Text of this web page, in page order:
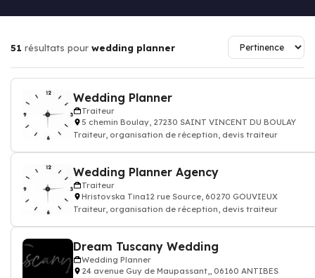
51 résultats pour wedding planner
Wedding Planner
Traiteur
5 chemin Boulay, 27230 SAINT VINCENT DU BOULAY
Traiteur, organisation de réception, devis traiteur
Wedding Planner Agency
Traiteur
Hristovska Tina12 rue Source, 60270 GOUVIEUX
Traiteur, organisation de réception, devis traiteur
Dream Tuscany Wedding
Wedding Planner
24 avenue Guy de Maupassant,, 06160 ANTIBES